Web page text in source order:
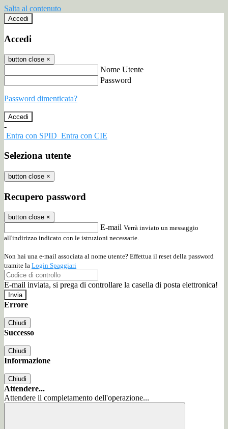
Salta al contenuto
Accedi
Accedi
button close ×
Nome Utente
Password
Password dimenticata?
-
Entra con SPID Entra con CIE
Seleziona utente
button close ×
Recupero password
button close ×
E-mail Verrà inviato un messaggio
all'indirizzo indicato con le istruzioni necessarie.
Non hai una e-mail associata al nome utente? Effettua il reset della password
tramite la Login Spaggiari
E-mail inviata, si prega di controllare la casella di posta elettronica!
Errore
Chiudi
Successo
Chiudi
Informazione
Chiudi
Attendere...
Attendere il completamento dell'operazione...